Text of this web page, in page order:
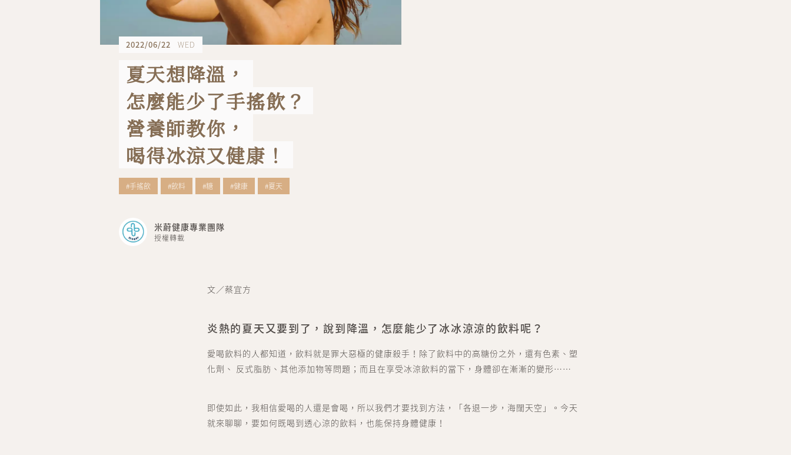
2022/06/22 WED
夏天想降溫，
怎麼能少了手搖飲？
營養師教你，
喝得冰涼又健康！
#手搖飲 #飲料 #糖 #健康 #夏天
米蔚健康專業團隊
授權轉載
文／蔡宜方
炎熱的夏天又要到了，說到降溫，怎麼能少了冰冰涼涼的飲料呢？
愛喝飲料的人都知道，飲料就是罪大惡極的健康殺手！除了飲料中的高糖份之外，還有色素、塑
化劑、 反式脂肪、其他添加物等問題；而且在享受冰涼飲料的當下，身體卻在漸漸的變形……
即使如此，我相信愛喝的人還是會喝，所以我們才要找到方法，「各退一步，海闊天空」。今天
就來聊聊，要如何既喝到透心涼的飲料，也能保持身體健康！